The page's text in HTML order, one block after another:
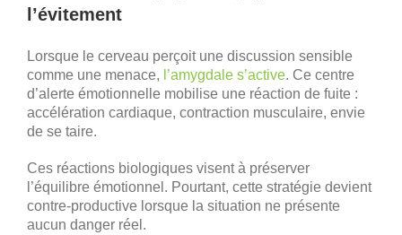
l’évitement
Lorsque le cerveau perçoit une discussion sensible
comme une menace, l’amygdale s’active. Ce centre
d’alerte émotionnelle mobilise une réaction de fuite :
accélération cardiaque, contraction musculaire, envie
de se taire.
Ces réactions biologiques visent à préserver
l’équilibre émotionnel. Pourtant, cette stratégie devient
contre-productive lorsque la situation ne présente
aucun danger réel.